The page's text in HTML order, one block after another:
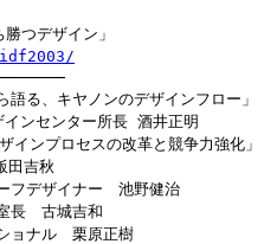
つデザイン」
る、キヤノンのデザインフロー」
ンター所長 酒井正明
ンプロセスの改革と競争力強化」
吉秋
ザイナー 池野健治
古城吉和
ョナル 栗原正樹